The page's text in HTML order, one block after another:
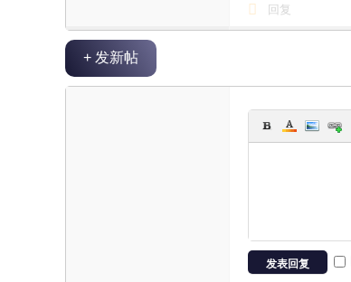
回复
+ 发新帖
发表回复